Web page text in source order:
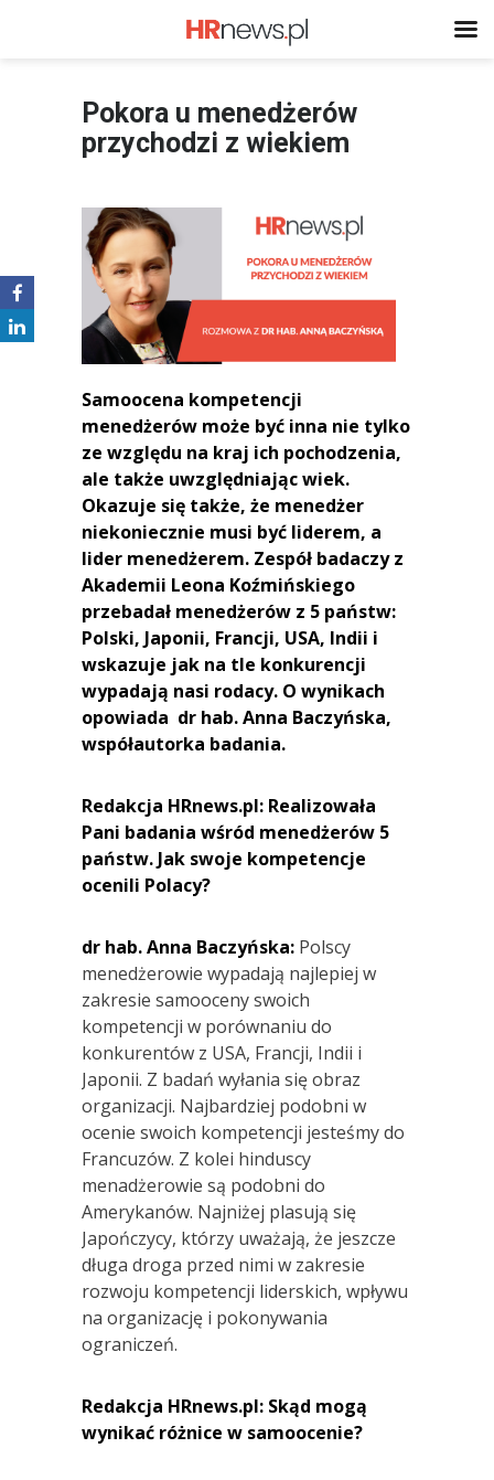
Pokora u menedżerów
przychodzi z wiekiem
Samoocena kompetencji
menedżerów może być inna nie tylko
ze względu na kraj ich pochodzenia,
ale także uwzględniając wiek.
Okazuje się także, że menedżer
niekoniecznie musi być liderem, a
lider menedżerem. Zespół badaczy z
Akademii Leona Koźmińskiego
przebadał menedżerów z 5 państw:
Polski, Japonii, Francji, USA, Indii i
wskazuje jak na tle konkurencji
wypadają nasi rodacy. O wynikach
opowiada dr hab. Anna Baczyńska,
współautorka badania.
Redakcja HRnews.pl: Realizowała
Pani badania wśród menedżerów 5
państw. Jak swoje kompetencje
ocenili Polacy?
dr hab. Anna Baczyńska: Polscy
menedżerowie wypadają najlepiej w
zakresie samooceny swoich
kompetencji w porównaniu do
konkurentów z USA, Francji, Indii i
Japonii. Z badań wyłania się obraz
organizacji. Najbardziej podobni w
ocenie swoich kompetencji jesteśmy do
Francuzów. Z kolei hinduscy
menadżerowie są podobni do
Amerykanów. Najniżej plasują się
Japończycy, którzy uważają, że jeszcze
długa droga przed nimi w zakresie
rozwoju kompetencji liderskich, wpływu
na organizację i pokonywania
ograniczeń.
Redakcja HRnews.pl: Skąd mogą
wynikać różnice w samoocenie?